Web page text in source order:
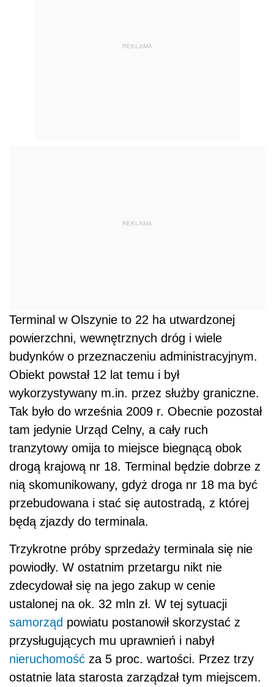
REKLAMA
REKLAMA
Terminal w Olszynie to 22 ha utwardzonej
powierzchni, wewnętrznych dróg i wiele
budynków o przeznaczeniu administracyjnym.
Obiekt powstał 12 lat temu i był
wykorzystywany m.in. przez służby graniczne.
Tak było do września 2009 r. Obecnie pozostał
tam jedynie Urząd Celny, a cały ruch
tranzytowy omija to miejsce biegnącą obok
drogą krajową nr 18. Terminal będzie dobrze z
nią skomunikowany, gdyż droga nr 18 ma być
przebudowana i stać się autostradą, z której
będą zjazdy do terminala.
Trzykrotne próby sprzedaży terminala się nie
powiodły. W ostatnim przetargu nikt nie
zdecydował się na jego zakup w cenie
ustalonej na ok. 32 mln zł. W tej sytuacji
samorząd powiatu postanowił skorzystać z
przysługujących mu uprawnień i nabył
nieruchomość za 5 proc. wartości. Przez trzy
ostatnie lata starosta zarządzał tym miejscem.